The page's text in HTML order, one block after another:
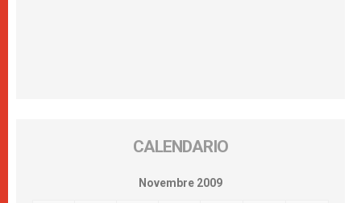
CALENDARIO
Novembre 2009